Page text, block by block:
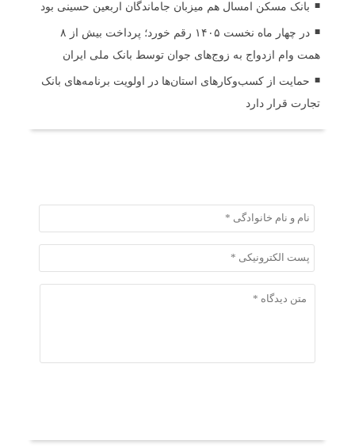
بانک مسکن امسال هم میزبان جاماندگان اربعین حسینی بود
در چهار ماه نخست ۱۴۰۵ رقم خورد؛ پرداخت بیش از ۸
همت وام ازدواج به زوج‌های جوان توسط بانک ملی ایران
حمایت از کسب‌وکارهای استان‌ها در اولویت برنامه‌های بانک
تجارت قرار دارد